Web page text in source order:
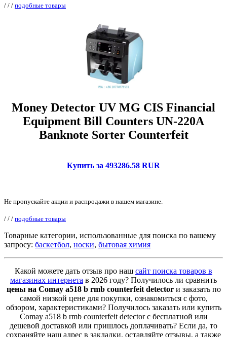
/ / / подобные товары
Money Detector UV MG CIS Financial
Equipment Bill Counters UN-220A
Banknote Sorter Counterfeit
Купить за 493286.58 RUR
Не пропускайте акции и распродажи в нашем магазине.
/ / / подобные товары
Товарные категории, использованные для поиска по вашему
запросу: баскетбол, носки, бытовая химия
Какой можете дать отзыв про наш сайт поиска товаров в
магазинах интернета в 2026 году? Получилось ли сравнить
цены на Comay a518 b rmb counterfeit detectorи заказать по
самой низкой цене для покупки, ознакомиться с фото,
обзором, характеристиками? Получилось заказать или купить
Comay a518 b rmb counterfeit detector с бесплатной или
дешевой доставкой или пришлось доплачивать? Если да, то
сохраняйте наш адрес в закладки, оставляйте отзывы, а также